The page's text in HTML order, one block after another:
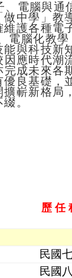
電腦與通
中學」教
護各種電
電腦化教學
與科技新
因應時代潮
成未來各
良基礎，
嶄新格局
。
歷 任
民國
民國